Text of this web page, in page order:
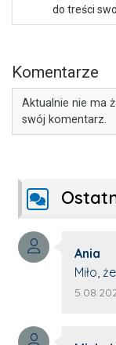
do treści
Komentarze
Aktualnie nie ma
swój komentarz.
Autor
Ania
Treść
Miło,
Data